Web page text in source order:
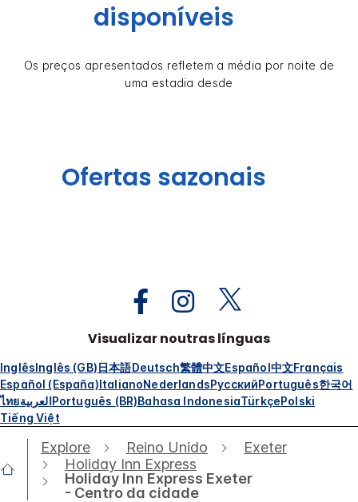
disponíveis
Os preços apresentados refletem a média por noite de
uma estadia desde
Ofertas sazonais
Visualizar noutras línguas
InglêsInglês (GB)日本語Deutsch繁體中文Español中文Français
Español (España)ItalianoNederlandsРусскийPortuguês한국어
ไทยالعربيةPortuguês (BR)Bahasa IndonesiaTürkçePolski
Tiếng Việt
Explore Reino Unido
Exeter
Holiday Inn Express
Holiday Inn Express Exeter
- Centro da cidade